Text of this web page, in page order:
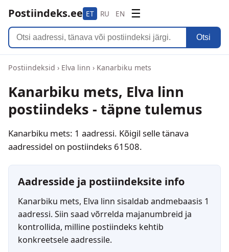
Postiindeks.ee ET RU EN ☰
Otsi
Postiindeksid › Elva linn › Kanarbiku mets
Kanarbiku mets, Elva linn
postiindeks - täpne tulemus
Kanarbiku mets: 1 aadressi. Kõigil selle tänava
aadressidel on postiindeks 61508.
Aadresside ja postiindeksite info
Kanarbiku mets, Elva linn sisaldab andmebaasis 1
aadressi. Siin saad võrrelda majanumbreid ja
kontrollida, milline postiindeks kehtib
konkreetsele aadressile.